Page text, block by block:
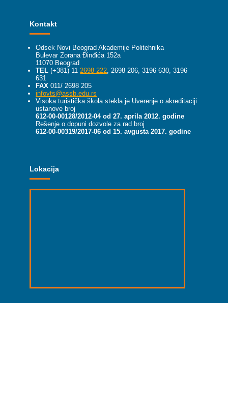
Kontakt
Odsek Novi Beograd Akademije Politehnika
Bulevar Zorana Đinđića 152a
11070 Beograd
TEL (+381) 112698 222, 2698 206, 3196 630, 3196
631
FAX 011/ 2698 205
infovts@assb.edu.rs
Visoka turistička škola stekla je Uverenje o akreditaciji
ustanove broj
612-00-00128/2012-04 od 27. aprila 2012. godine
Rešenje o dopuni dozvole za rad broj
612-00-00319/2017-06 od 15. avgusta 2017. godine
Lokacija